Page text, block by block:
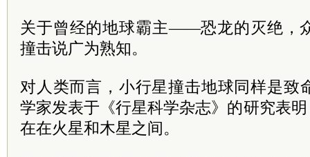
关于曾经的地球霸主——恐龙的灭绝，
撞击说广为熟知。
对人类而言，小行星撞击地球同样是致
学家发表于《行星科学杂志》的研究表
在在火星和木星之间。